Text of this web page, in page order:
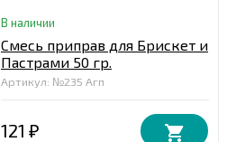
В наличии
Смесь приправ для Брискет и
Пастрами 50 гр.
Артикул: №235 Агп
121 ₽